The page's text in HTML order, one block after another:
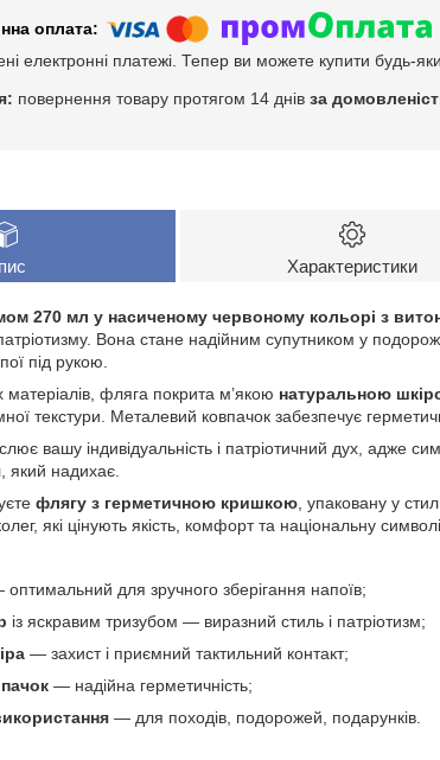
електронні платежі. Тепер ви можете купити будь-
повернення товару протягом 14 днів за
Характеристики
270 мл у насиченому червоному кольорі з
Вона стане надійним супутником у
під рукою.
матеріалів, фляга покрита м’якою натуральною
текстури. Металевий ковпачок забезпечує
вашу індивідуальність і патріотичний дух, адже
який надихає.
флягу з герметичною кришкою , упаковану у
які цінують якість, комфорт та національну
для зручного зберігання напоїв;
із яскравим тризубом — виразний стиль і патріотизм;
— захист і приємний тактильний контакт;
— надійна герметичність;
— для походів, подорожей, подарунків.